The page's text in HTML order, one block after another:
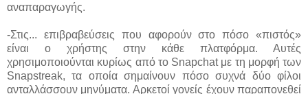
αναπαραγωγής.
-Στις... επιβραβεύσεις που αφορούν στο πόσο «πιστός»
είναι ο χρήστης στην κάθε πλατφόρμα. Αυτές
χρησιμοποιούνται κυρίως από το Snapchat με τη μορφή των
Snapstreak, τα οποία σημαίνουν πόσο συχνά δύο φίλοι
ανταλλάσσουν μηνύματα. Αρκετοί γονείς έχουν παραπονεθεί